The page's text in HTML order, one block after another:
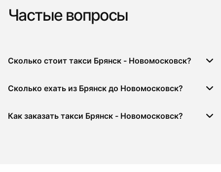
Частые вопросы
Сколько стоит такси Брянск - Новомосковск?
Сколько ехать из Брянск до Новомосковск?
Как заказать такси Брянск - Новомосковск?